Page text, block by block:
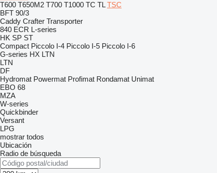
T600 T650M2 T700 T1000 TC TL TSC
BFT 90/3
Caddy Crafter Transporter
840 ECR L-series
HK SP ST
Compact Piccolo I-4 Piccolo I-5 Piccolo I-6
G-series HX LTN
LTN
DF
Hydromat Powermat Profimat Rondamat Unimat
EBO 68
MZA
W-series
Quickbinder
Versant
LPG
mostrar todos
Ubicación
Radio de búsqueda